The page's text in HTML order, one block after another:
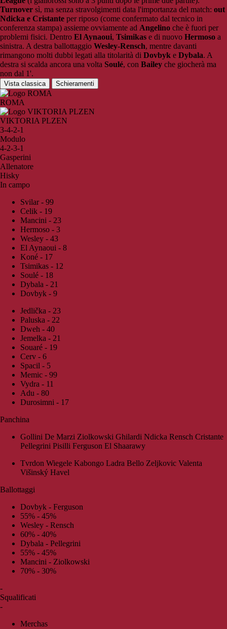
Turnover sì, ma senza stravolgimenti data l'importanza del match: out
Ndicka e Cristante per riposo (come confermato dal tecnico in
conferenza stampa) assieme ovviamente ad Angelino che è fuori per
problemi fisici. Dentro El Aynaoui, Tsimikas e di nuovo Hermoso a
sinistra. A destra ballottaggio Wesley-Rensch, mentre davanti
rimangono molti dubbi legati alla titolarità di Dovbyk e Dybala. A
destra si scalda ancora una volta Soulé, con Bailey che giocherà ma
non dal 1'.
Vista classica Schieramenti
ROMA
VIKTORIA PLZEN
3-4-2-1
Modulo
4-2-3-1
Gasperini
Allenatore
Hisky
In campo
Svilar - 99
Celik - 19
Mancini - 23
Hermoso - 3
Wesley - 43
El Aynaoui - 8
Koné - 17
Tsimikas - 12
Soulé - 18
Dybala - 21
Dovbyk - 9
Jedlička - 23
Paluska - 22
Dweh - 40
Jemelka - 21
Souaré - 19
Cerv - 6
Spacil - 5
Memic - 99
Vydra - 11
Adu - 80
Durosimni - 17
Panchina
Gollini De Marzi Ziolkowski Ghilardi Ndicka Rensch Cristante
Pellegrini Pisilli Ferguson El Shaarawy
Tvrdon Wiegele Kabongo Ladra Bello Zeljkovic Valenta
Višinský Havel
Ballottaggi
Dovbyk - Ferguson
55% - 45%
Wesley - Rensch
60% - 40%
Dybala - Pellegrini
55% - 45%
Mancini - Ziolkowski
70% - 30%
-
Squalificati
-
Merchas